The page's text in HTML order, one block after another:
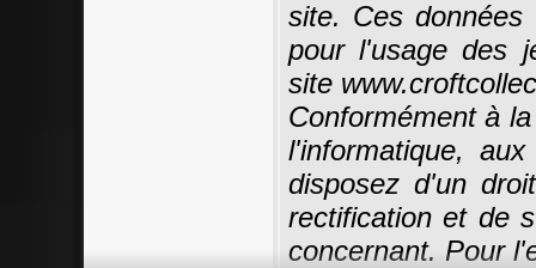
site. Ces données
pour l'usage des
site
Conformément à
l'informatique,
disposez d'un
rectification et de
concernant. Pour